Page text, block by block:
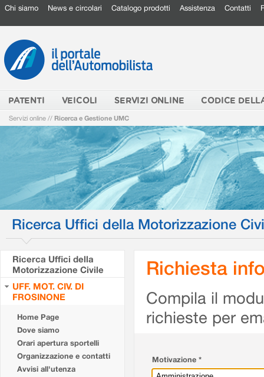
Chi siamo News e circolari Catalogo prodotti Assistenza Contatti
PATENTI VEICOLI SERVIZI ONLINE CODICE
Servizi online // Ricerca e Gestione UMC
Ricerca Uffici della Motorizzazione
Ricerca Uffici della
Motorizzazione Civile
UFF. MOT. CIV. DI
FROSINONE
Home Page
Dove siamo
Orari apertura sportelli
Organizzazione e contatti
Avvisi all'utenza
Richiesta
Compila il
richieste per
Motivazione *